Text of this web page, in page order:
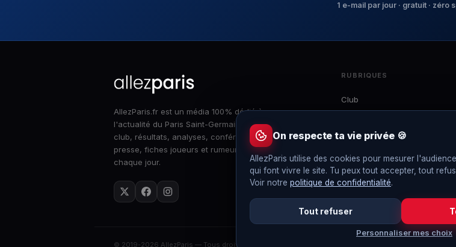
1 e-mail par jour · gratuit · zéro
AllezParis.fr est un média 100% dédié à
l'actualité du Paris Saint-Germain : infos du
club, résultats, analyses, conférences de
presse, fiches joueurs et rumeurs mercato,
chaque jour.
RUBRIQUES
Club
Ligue 1
Coupes
EDF
© 2019-2026 AllezParis — Tous droits réservés
On respecte ta vie privée 🍪
AllezParis utilise des cookies pour mesurer
qui font vivre le site. Tu peux tout accepter, tout
Voir notre politique de confidentialité.
Personnaliser mes choix
Tout refuser